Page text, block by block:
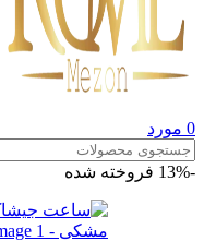
0 مورد
-13% فروخته شده